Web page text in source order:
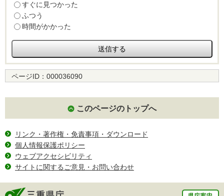
すぐに見つかった
ふつう
時間がかかった
ページID： 000036090
このページのトップへ
リンク・著作権・免責事項・ダウンロード
個人情報保護ポリシー
ウェブアクセシビリティ
サイトに関するご意見・お問い合わせ